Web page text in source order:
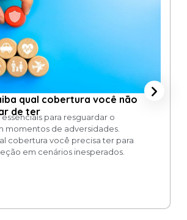
qual cobertura você não
de ter para resguardar o
momentos de adversidades.
cobertura você precisa ter para
em cenários inesperados.